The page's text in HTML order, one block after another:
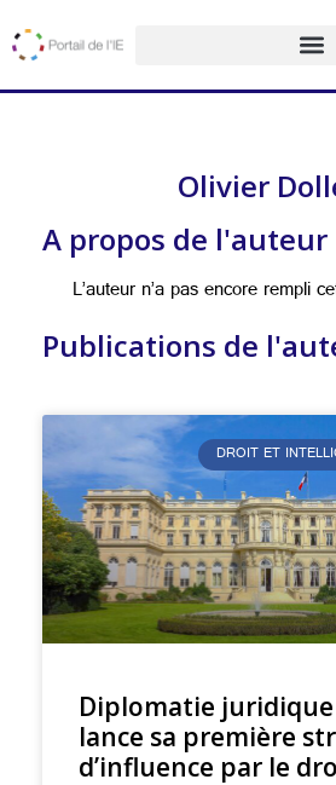
Olivier
A propos de l'auteur
L’auteur n’a pas encore rempli
Publications de
DROIT ET
Diplomatie juridique
lance sa première
d’influence par le